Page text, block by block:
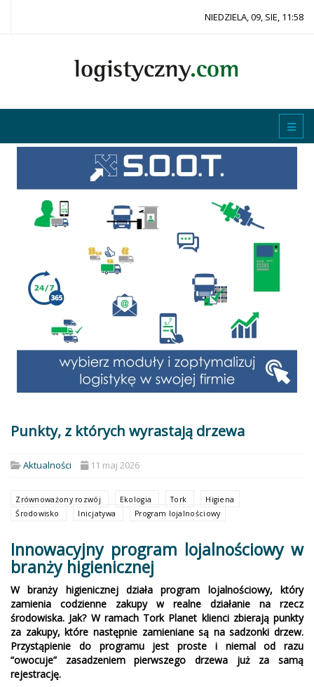
NIEDZIELA, 09, SIE, 11:58
Punkty, z których wyrastają drzewa
Aktualności 11 maj 2026
Zrównoważony rozwój Ekologia Tork
Higiena
Środowisko
Inicjatywa Program lojalnościowy
Innowacyjny program lojalnościowy w
branży higienicznej
W branży higienicznej działa program lojalnościowy, który
zamienia codzienne zakupy w realne działanie na rzecz
środowiska. Jak? W ramach Tork Planet klienci zbierają punkty
za zakupy, które następnie zamieniane są na sadzonki drzew.
Przystąpienie do programu jest proste i niemal od razu
“owocuje” zasadzeniem pierwszego drzewa już za samą
rejestrację.